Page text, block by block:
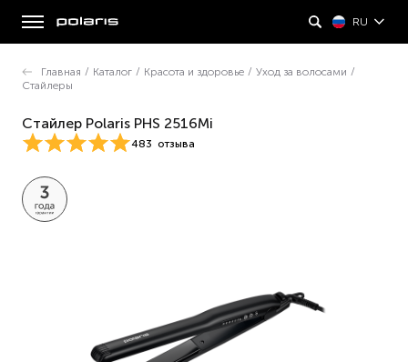
RU
Главная / Каталог / Красота и здоровье / Уход за волосами /
Стайлеры
Стайлер Polaris PHS 2516Mi
483 отзыва